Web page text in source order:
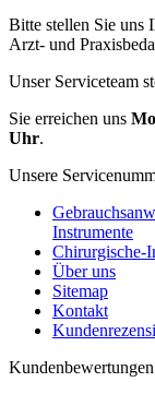
Bitte stellen Sie uns
Arzt- und
Unser Serviceteam
Sie erreichen uns
Uhr.
Unsere
Instrumente
Chirurgische-
Über uns
Sitemap
Kontakt
Kundenbewertungen